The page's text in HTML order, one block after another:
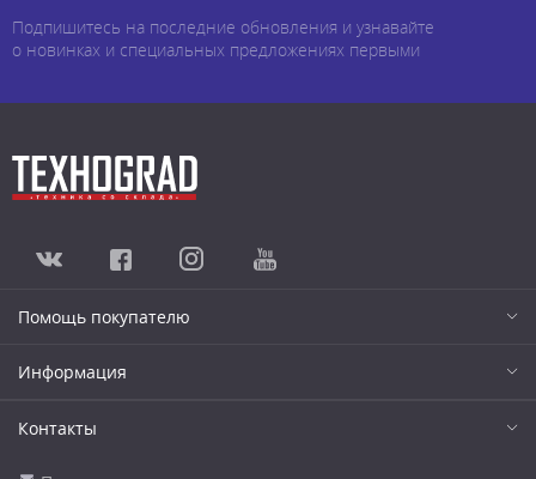
Подпишитесь на последние обновления и узнавайте
о новинках и специальных предложениях первыми
Помощь покупателю
Информация
Контакты